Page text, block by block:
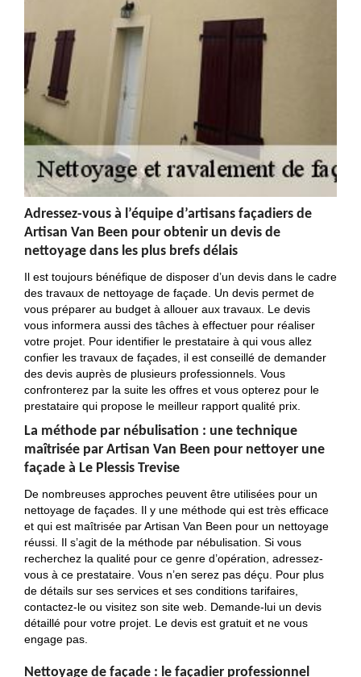
Adressez-vous à l’équipe d’artisans façadiers de
Artisan Van Been pour obtenir un devis de
nettoyage dans les plus brefs délais
Il est toujours bénéfique de disposer d’un devis dans le cadre
des travaux de nettoyage de façade. Un devis permet de
vous préparer au budget à allouer aux travaux. Le devis
vous informera aussi des tâches à effectuer pour réaliser
votre projet. Pour identifier le prestataire à qui vous allez
confier les travaux de façades, il est conseillé de demander
des devis auprès de plusieurs professionnels. Vous
confronterez par la suite les offres et vous opterez pour le
prestataire qui propose le meilleur rapport qualité prix.
La méthode par nébulisation : une technique
maîtrisée par Artisan Van Been pour nettoyer une
façade à Le Plessis Trevise
De nombreuses approches peuvent être utilisées pour un
nettoyage de façades. Il y une méthode qui est très efficace
et qui est maîtrisée par Artisan Van Been pour un nettoyage
réussi. Il s’agit de la méthode par nébulisation. Si vous
recherchez la qualité pour ce genre d’opération, adressez-
vous à ce prestataire. Vous n’en serez pas déçu. Pour plus
de détails sur ses services et ses conditions tarifaires,
contactez-le ou visitez son site web. Demande-lui un devis
détaillé pour votre projet. Le devis est gratuit et ne vous
engage pas.
Nettoyage de façade : le façadier professionnel